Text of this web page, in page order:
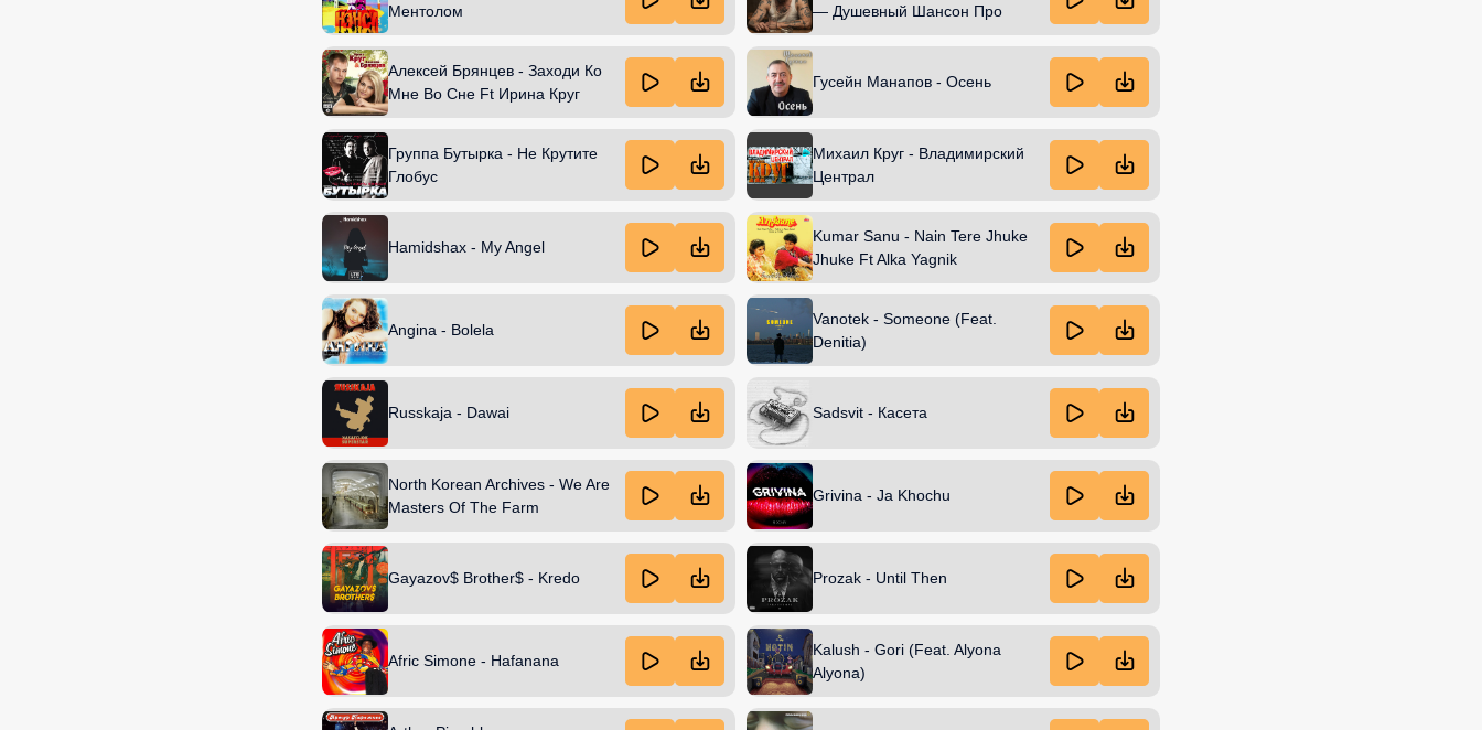
Ментолом
— Душевный Шансон Про
Алексей Брянцев - Заходи Ко
Мне Во Сне Ft Ирина Круг
Гусейн Манапов - Осень
Группа Бутырка - Не Крутите
Глобус
Михаил Круг - Владимирский
Централ
Hamidshax - My Angel
Kumar Sanu - Nain Tere Jhuke
Jhuke Ft Alka Yagnik
Angina - Bolela
Vanotek - Someone (Feat.
Denitia)
Russkaja - Dawai Sadsvit - Касета
North Korean Archives - We Are
Masters Of The Farm
Grivina - Ja Khochu
Gayazov$ Brother$ - Kredo Prozak - Until Then
Afric Simone - Hafanana
Kalush - Gori (Feat. Alyona
Alyona)